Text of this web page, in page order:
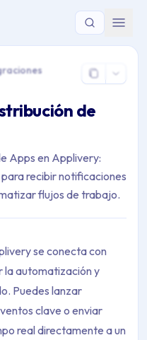
de
Apps en Applivery:
recibir notificaciones
flujos de trabajo.
se conecta con
la automatización y
Puedes lanzar
clave o enviar
real directamente a un